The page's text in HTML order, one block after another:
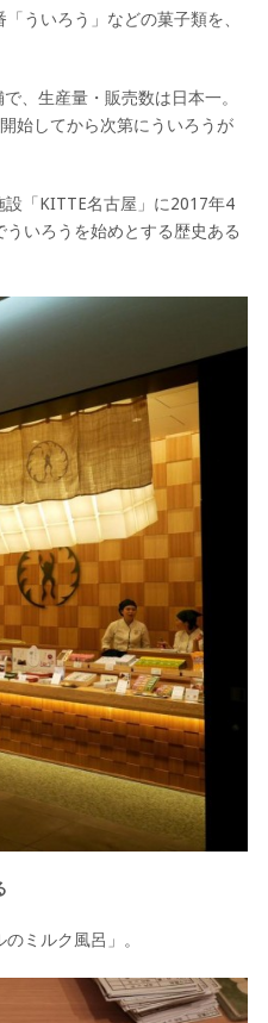
ういろう」などの菓子類を、
、生産量・販売数は日本一。
始してから次第にういろうが
設「KITTE名古屋」に2017年4
いろうを始めとする歴史ある
ミルク風呂」。